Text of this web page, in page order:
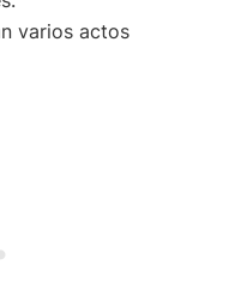
varios actos